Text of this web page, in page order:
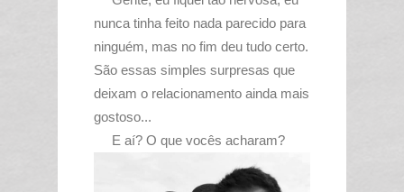
nunca tinha feito nada parecido para
ninguém, mas no fim deu tudo certo.
São essas simples surpresas que
deixam o relacionamento ainda mais
gostoso...
E aí? O que vocês acharam?